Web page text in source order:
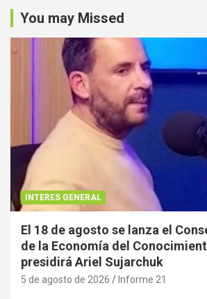
You may Missed
INTERES GENERAL
El 18 de agosto se lanza el
de la Economía del
presidirá Ariel Sujarchuk
5 de agosto de 2026 Informe 21